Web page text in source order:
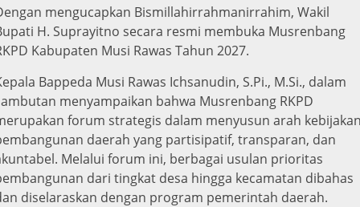
mengucapkan Bismillahirrahmanirrahim, Wakil
H. Suprayitno secara resmi membuka Musrenbang
Kabupaten Musi Rawas Tahun 2027.
Bappeda Musi Rawas Ichsanudin, S.Pi., M.Si., dalam
menyampaikan bahwa Musrenbang RKPD
forum strategis dalam menyusun arah
daerah yang partisipatif, transparan, dan
Melalui forum ini, berbagai usulan prioritas
dari tingkat desa hingga kecamatan dibahas
diselaraskan dengan program pemerintah daerah.